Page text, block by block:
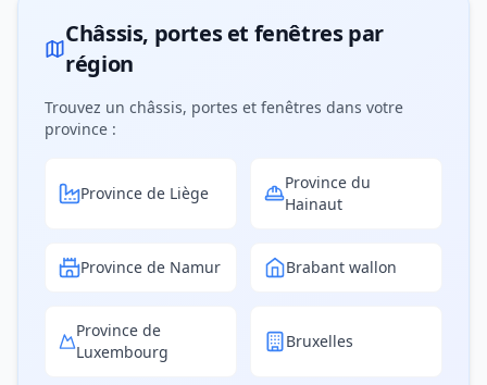
Châssis, portes et fenêtres par
région
Trouvez un châssis, portes et fenêtres dans votre
province :
Province de Liège
Province du
Hainaut
Province de Namur Brabant wallon
Province de
Luxembourg
Bruxelles